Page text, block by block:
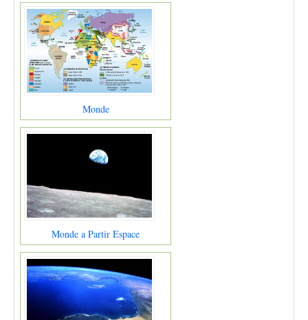
Monde
Monde a Partir Espace